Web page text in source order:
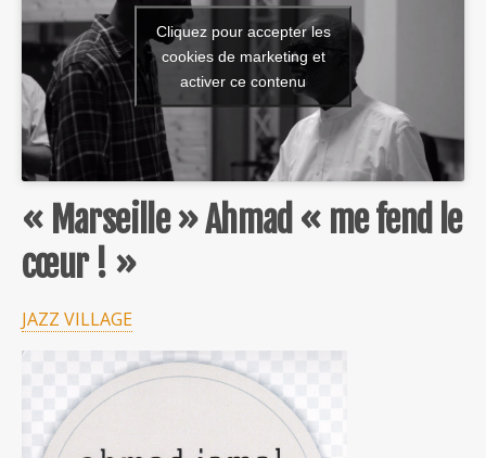
Cliquez pour accepter les
cookies de marketing et
activer ce contenu
« Marseille » Ahmad « me fend le
cœur ! »
JAZZ VILLAGE